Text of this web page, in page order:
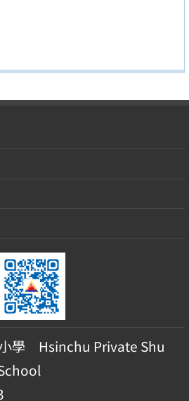
學 Hsinchu Private Shu